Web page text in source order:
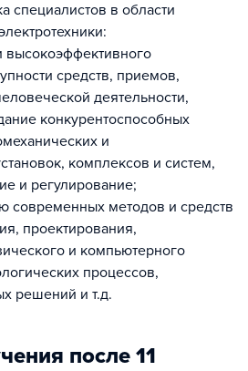
специалистов в области
средств, приемов,
деятельности,
конкурентоспособных
и
комплексов и систем,
и регулирование;
современных методов и средств
проектирования,
и компьютерного
процессов,
решений и т.д.
после 11